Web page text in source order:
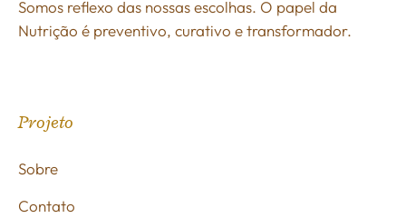
Somos reflexo das nossas escolhas. O papel da
Nutrição é preventivo, curativo e transformador.
Projeto
Sobre
Contato